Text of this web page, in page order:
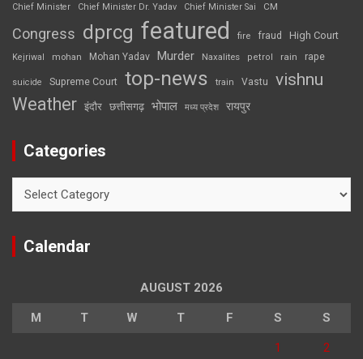
Chief Minister
Chief Minister Dr. Yadav Chief Minister Sai CM
Congress dprcg featured fire fraud High Court
Kejriwal mohan Mohan Yadav Murder Naxalites petrol rain rape
suicide Supreme Court top-news train Vastu vishnu
Weather इंदौर छत्तीसगढ़ भोपाल मध्य प्रदेश रायपुर
Categories
Calendar
AUGUST 2026
M T W T F S S
1 2